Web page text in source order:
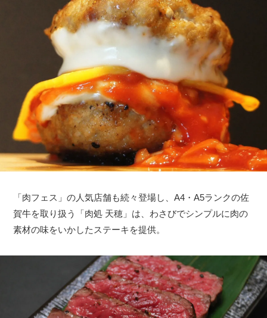
「肉フェス」の人気店舗も続々登場し、A4・A5ランクの佐
賀牛を取り扱う「肉処 天穂」は、わさびでシンプルに肉の
素材の味をいかしたステーキを提供。